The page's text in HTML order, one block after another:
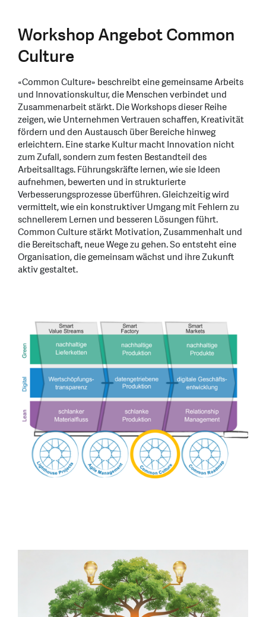
Workshop Angebot Common
Culture
«Common Culture» beschreibt eine gemeinsame Arbeits
und Innovationskultur, die Menschen verbindet und
Zusammenarbeit stärkt. Die Workshops dieser Reihe
zeigen, wie Unternehmen Vertrauen schaffen, Kreativität
fördern und den Austausch über Bereiche hinweg
erleichtern. Eine starke Kultur macht Innovation nicht
zum Zufall, sondern zum festen Bestandteil des
Arbeitsalltags. Führungskräfte lernen, wie sie Ideen
aufnehmen, bewerten und in strukturierte
Verbesserungsprozesse überführen. Gleichzeitig wird
vermittelt, wie ein konstruktiver Umgang mit Fehlern zu
schnellerem Lernen und besseren Lösungen führt.
Common Culture stärkt Motivation, Zusammenhalt und
die Bereitschaft, neue Wege zu gehen. So entsteht eine
Organisation, die gemeinsam wächst und ihre Zukunft
aktiv gestaltet.